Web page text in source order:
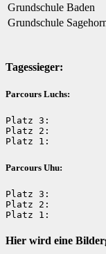
Grundschule Baden
Grundschule
Tagessieger:
Parcours Luchs:
Platz 3:
Platz 2:
Platz 1:
Parcours Uhu:
Platz 3:
Platz 2:
Platz 1:
Hier wird eine